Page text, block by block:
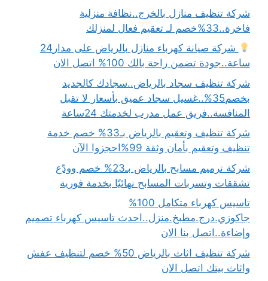
شركة تنظيف منازل بالخرج..نظافة منزلية
فاخرة..33%خصم لـ تعقيم فعال لمنزلك
شركة صيانة كهرباء منازل بالرياض على مدار24
ساعة..جودة تضمن راحة بالك 100% اتصل الان
شركة تنظيف سجاد بالرياض..سجادك كالجديد
بخصم35%..غسيل سجاد عميق بأسعار لا تقبل
المنافسة..فريق عمل مدرب لخدمتك 24ساعة
شركة تنظيف وتعقيم بالرياض بـ33% خصم خدمة
تنظيف وتعقيم بأمان وثقة 99%احجزوا الآن
شركة ترميم مسابح بالرياض بـ23% خصم وودّع
تشققات وتسربات المسابح نهائيًا بخدمة فورية
تاسيس كهرباء متكامل 100%
جاكوزي.درج.مطبخ.منزل..احدث تاسيس كهرباء تصميم
وإضاءة..اتصل بنا الان
شركة تنظيف اثاث بالرياض 50% خصم لتنظيف عفش
واثاث بيتك اتصل الان